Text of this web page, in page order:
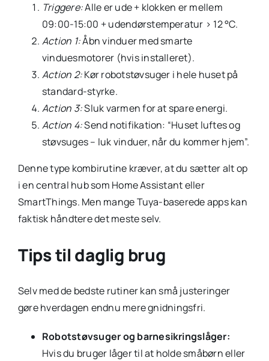
Triggere:Alle er ude + klokken er mellem
09:00-15:00 + udendørstemperatur > 12 °C.
Action 1:Åbn vinduer med smarte
vinduesmotorer (hvis installeret).
Action 2:Kør robotstøvsuger i hele huset på
standard-styrke.
Action 3:Sluk varmen for at spare energi.
Action 4:Send notifikation: “Huset luftes og
støvsuges – luk vinduer, når du kommer hjem”.
Denne type kombirutine kræver, at du sætter alt op
i en central hub som Home Assistant eller
SmartThings. Men mange Tuya-baserede apps kan
faktisk håndtere det meste selv.
Tips til daglig brug
Selv med de bedste rutiner kan små justeringer
gøre hverdagen endnu mere gnidningsfri.
Robotstøvsuger og barnesikringslåger:
Hvis du bruger låger til at holde småbørn eller